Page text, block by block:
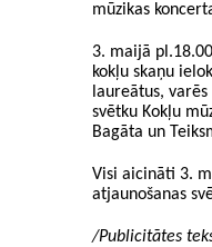
mūzikas
3. maijā
kokļu skaņu
laureātus,
svētku Kokļu
Bagāta un
Visi aicināti 3.
atjaunošanas
/Publicitātes